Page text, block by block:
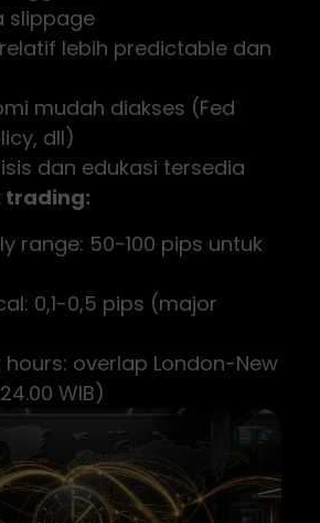
slippage
lebih predictable dan
mudah diakses (Fed
dll)
dan edukasi tersedia
trading:
range: 50-100 pips untuk
0,1-0,5 pips (major
overlap London-New
WIB)